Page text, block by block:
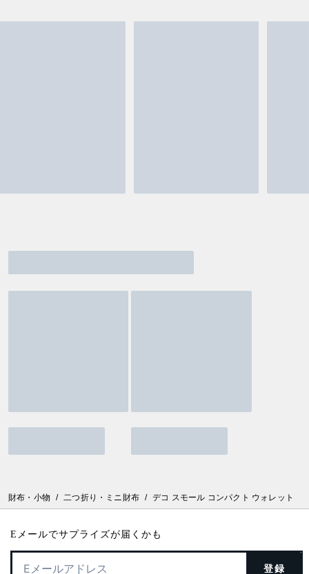
財布・小物 / 二つ折り・ミニ財布 / デコ スモール コンパクト ウォレット
Eメールでサプライズが届くかも
登録